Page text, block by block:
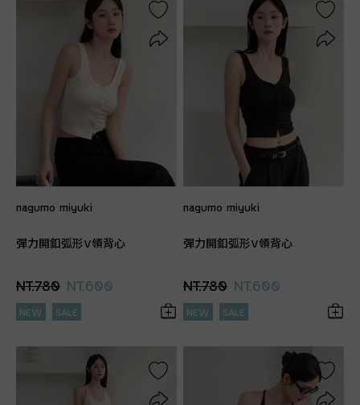
nagumo miyuki
彈力開釦弧形V領背心
NT.780 NT.600
NEW SALE
nagumo miyuki
彈力開釦弧形V領背心
NT.780 NT.600
NEW SALE